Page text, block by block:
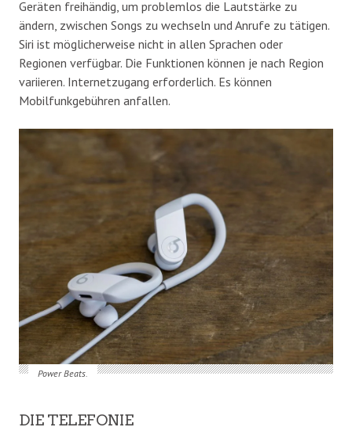
Geräten freihändig, um problemlos die Lautstärke zu
ändern, zwischen Songs zu wechseln und Anrufe zu tätigen.
Siri ist möglicherweise nicht in allen Sprachen oder
Regionen verfügbar. Die Funktionen können je nach Region
variieren. Internetzugang erforderlich. Es können
Mobilfunkgebühren anfallen.
Power Beats.
DIE TELEFONIE